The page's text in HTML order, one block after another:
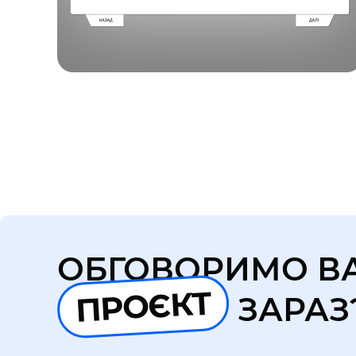
ОБГОВОРИМО
ПРОЄКТ